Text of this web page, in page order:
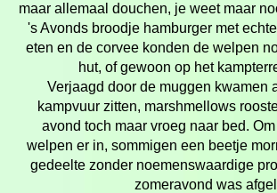
maar allemaal douchen, je weet maar
's Avonds broodje hamburger met
eten en de corvee konden de welpen
hut, of gewoon op het
Verjaagd door de muggen kwamen
kampvuur zitten, marshmellows
avond toch maar vroeg naar bed.
welpen er in, sommigen een beetje
gedeelte zonder noemenswaardige
zomeravond was